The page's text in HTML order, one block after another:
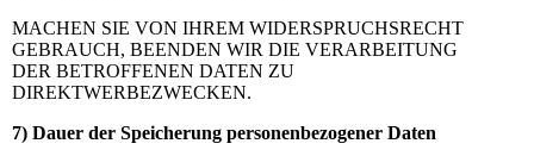
MACHEN SIE VON IHREM WIDERSPRUCHSRECHT
GEBRAUCH, BEENDEN WIR DIE VERARBEITUNG
DER BETROFFENEN DATEN ZU
DIREKTWERBEZWECKEN.
7) Dauer der Speicherung personenbezogener Daten